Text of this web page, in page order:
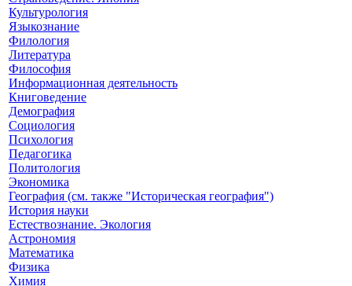
Культурология
Языкознание
Филология
Литература
Философия
Информационная деятельность
Книговедение
Демография
Социология
Психология
Педагогика
Политология
Экономика
География (см. также "Историческая география")
История науки
Естествознание. Экология
Астрономия
Математика
Физика
Химия